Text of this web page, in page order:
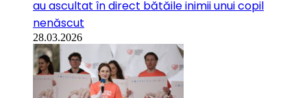
au ascultat în direct bătăile inimii unui copil
nenăscut
28.03.2026